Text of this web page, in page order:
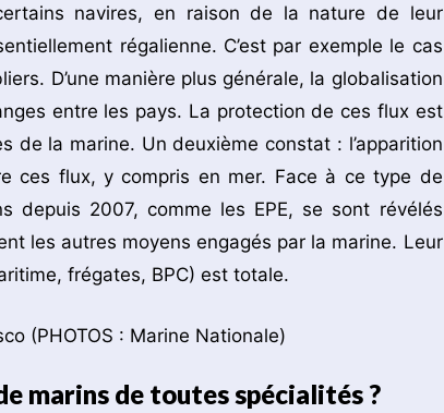
navires, en raison de la nature de leur
régalienne. C’est par exemple le cas
D’une manière plus générale, la globalisation
entre les pays. La protection de ces flux est
de la marine. Un deuxième constat : l’apparition
ces flux, y compris en mer. Face à ce type de
depuis 2007, comme les EPE, se sont révélés
les autres moyens engagés par la marine. Leur
frégates, BPC) est totale.
marins de toutes spécialités ?